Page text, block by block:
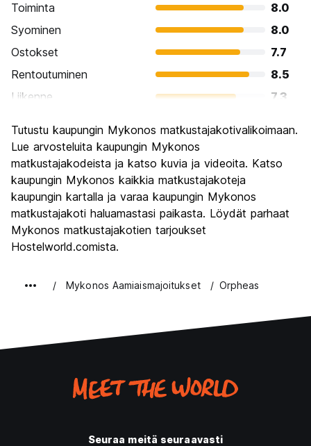
Toiminta
8.0
Syominen
8.0
Ostokset
7.7
Rentoutuminen
8.5
Liikenne
7.3
Kulttuuri
Yöelämä
9.1
Rahanarvoinen
Tutustu kaupungin Mykonos matkustajakotivalikoimaan.
Lue arvosteluita kaupungin Mykonos
matkustajakodeista ja katso kuvia ja videoita. Katso
kaupungin Mykonos kaikkia matkustajakoteja
kaupungin kartalla ja varaa kaupungin Mykonos
matkustajakoti haluamastasi paikasta. Löydät parhaat
Mykonos matkustajakotien tarjoukset
Hostelworld.comista.
Mykonos Aamiaismajoitukset Orpheas
Seuraa meitä seuraavasti